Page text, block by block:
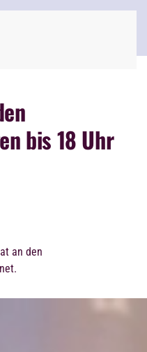
bis 18 Uhr
an den